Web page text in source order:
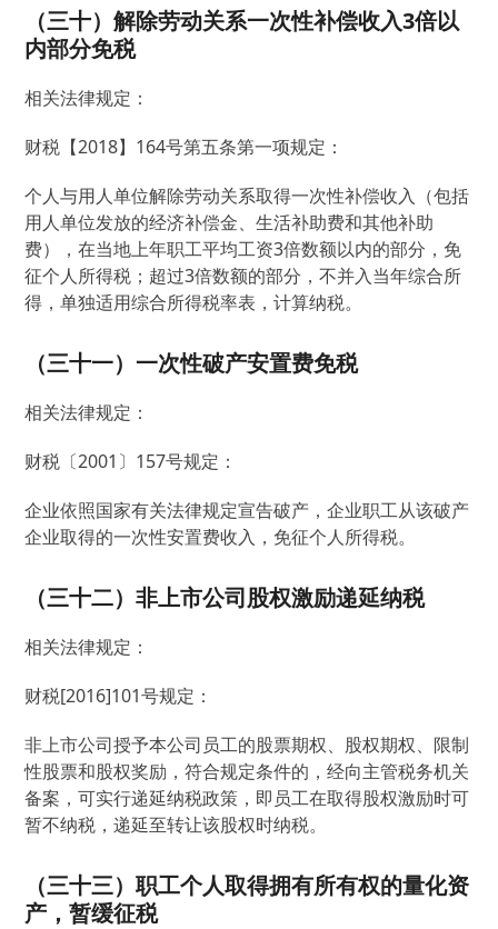
（三十）解除劳动关系一次性补偿收入3倍以
内部分免税
相关法律规定：
财税【2018】164号第五条第一项规定：
个人与用人单位解除劳动关系取得一次性补偿收入（包括
用人单位发放的经济补偿金、生活补助费和其他补助
费），在当地上年职工平均工资3倍数额以内的部分，免
征个人所得税；超过3倍数额的部分，不并入当年综合所
得，单独适用综合所得税率表，计算纳税。
（三十一）一次性破产安置费免税
相关法律规定：
财税〔2001〕157号规定：
企业依照国家有关法律规定宣告破产，企业职工从该破产
企业取得的一次性安置费收入，免征个人所得税。
（三十二）非上市公司股权激励递延纳税
相关法律规定：
财税[2016]101号规定：
非上市公司授予本公司员工的股票期权、股权期权、限制
性股票和股权奖励，符合规定条件的，经向主管税务机关
备案，可实行递延纳税政策，即员工在取得股权激励时可
暂不纳税，递延至转让该股权时纳税。
（三十三）职工个人取得拥有所有权的量化资
产，暂缓征税